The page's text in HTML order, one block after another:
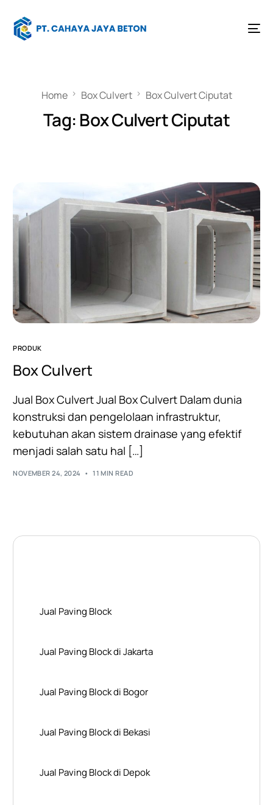
Home Box Culvert Box Culvert Ciputat
Tag: Box Culvert Ciputat
PRODUK
Box Culvert
Jual Box Culvert Jual Box Culvert Dalam dunia
konstruksi dan pengelolaan infrastruktur,
kebutuhan akan sistem drainase yang efektif
menjadi salah satu hal […]
NOVEMBER 24, 2024 11 MIN READ
Jual Paving Block
Jual Paving Block di Jakarta
Jual Paving Block di Bogor
Jual Paving Block di Bekasi
Jual Paving Block di Depok